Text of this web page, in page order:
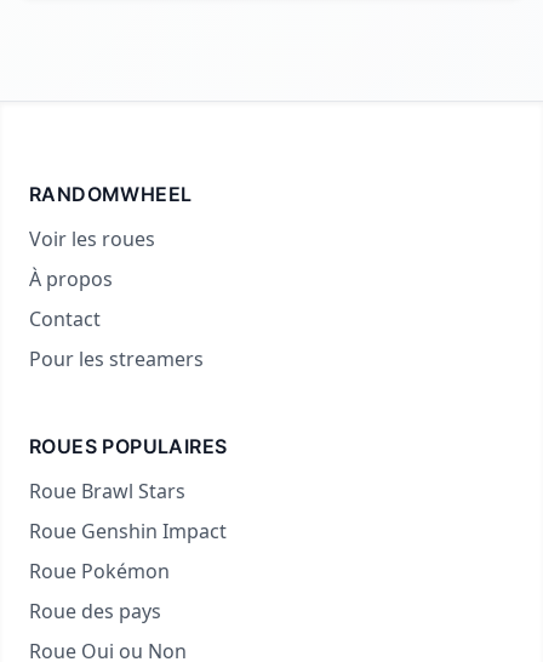
RANDOMWHEEL
Voir les roues
À propos
Contact
Pour les streamers
ROUES POPULAIRES
Roue Brawl Stars
Roue Genshin Impact
Roue Pokémon
Roue des pays
Roue Oui ou Non